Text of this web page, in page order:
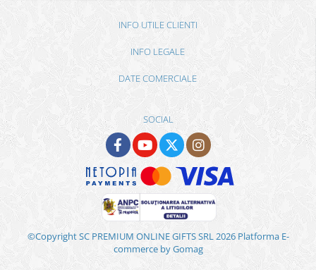
INFO UTILE CLIENTI
INFO LEGALE
DATE COMERCIALE
SOCIAL
©Copyright SC PREMIUM ONLINE GIFTS SRL 2026 Platforma E-
commerce by Gomag